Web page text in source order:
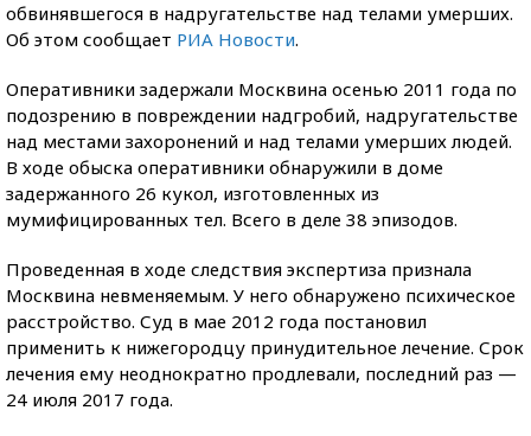
обвинявшегося в надругательстве над телами умерших.
Об этом сообщает РИА Новости.
Оперативники задержали Москвина осенью 2011 года по
подозрению в повреждении надгробий, надругательстве
над местами захоронений и над телами умерших людей.
В ходе обыска оперативники обнаружили в доме
задержанного 26 кукол, изготовленных из
мумифицированных тел. Всего в деле 38 эпизодов.
Проведенная в ходе следствия экспертиза признала
Москвина невменяемым. У него обнаружено психическое
расстройство. Суд в мае 2012 года постановил
применить к нижегородцу принудительное лечение. Срок
лечения ему неоднократно продлевали, последний раз —
24 июля 2017 года.